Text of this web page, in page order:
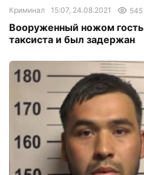
Криминал 15:07, 24.08.2021 545
Вооруженный ножом гость
таксиста и был задержан